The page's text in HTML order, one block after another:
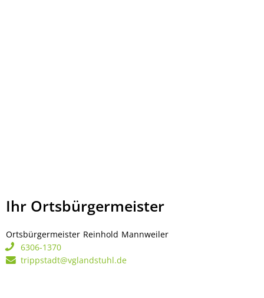
Ihr Ortsbürgermeister
Ortsbürgermeister Reinhold Mannweiler
6306-1370
trippstadt@vglandstuhl.de